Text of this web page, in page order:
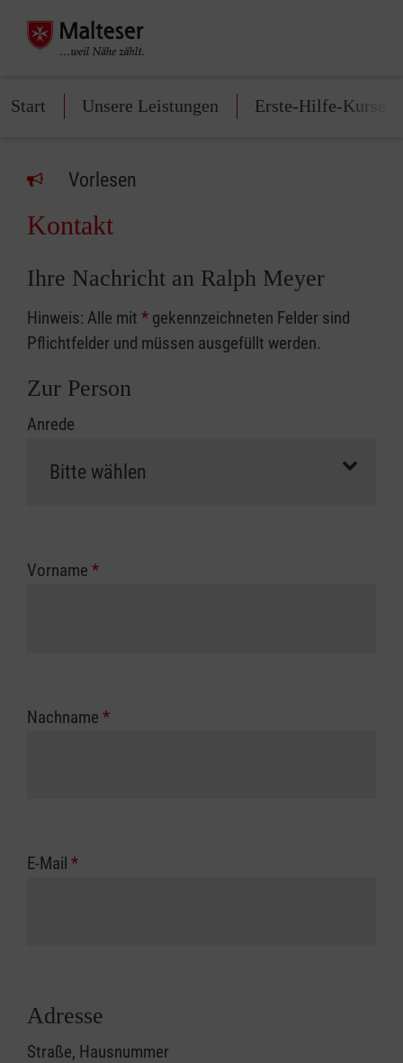
Start Unsere Leistungen Erste-Hilfe-Kurse
Vorlesen
Kontakt
Ihre Nachricht an Ralph Meyer
Hinweis: Alle mit * gekennzeichneten Felder sind
Pflichtfelder und müssen ausgefüllt werden.
Zur Person
Anrede
Vorname *
Nachname *
E-Mail *
Adresse
Straße, Hausnummer